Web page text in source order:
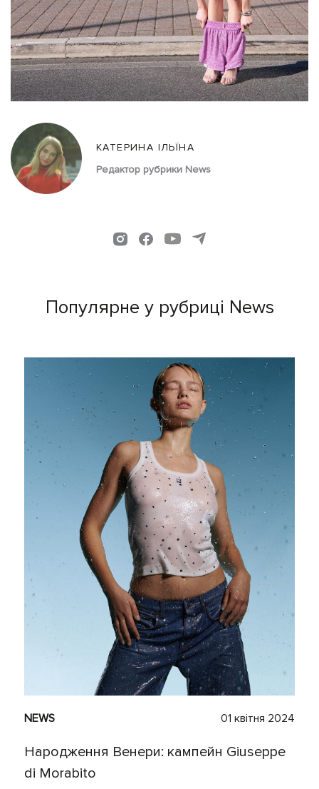
КАТЕРИНА ІЛЬЇНА
Редактор рубрики News
Популярне у рубриці News
NEWS 01 квітня 2024
Народження Венери: кампейн Giuseppe
di Morabito